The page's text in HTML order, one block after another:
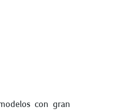
con gran